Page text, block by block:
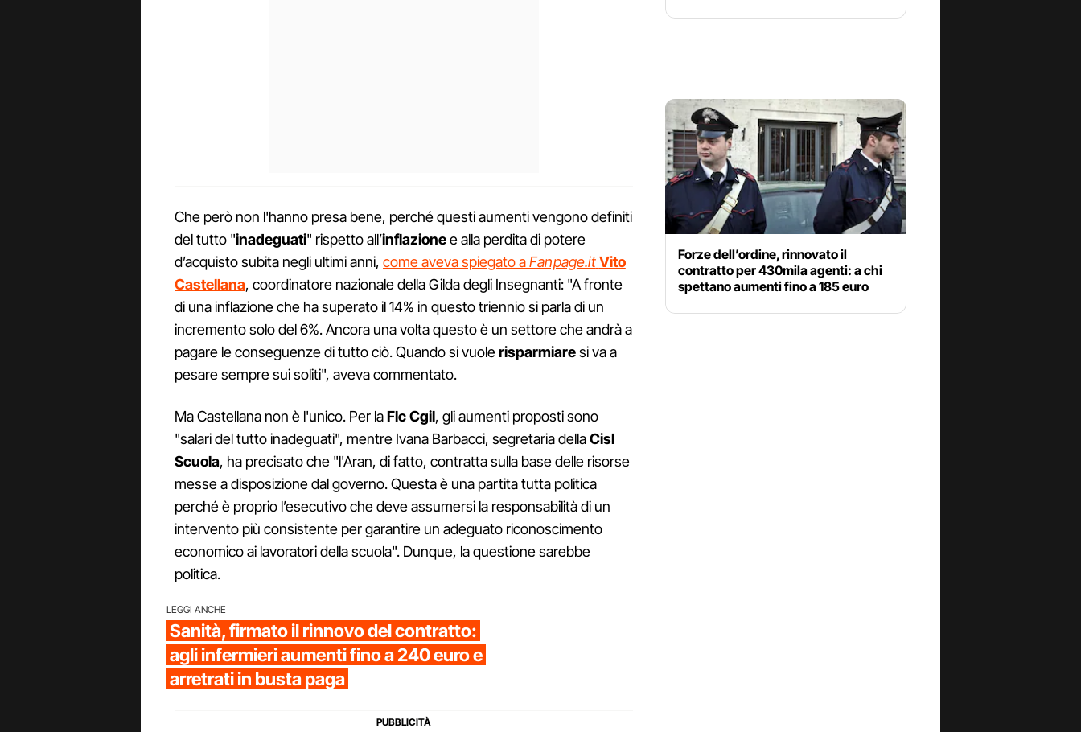
Che però non l'hanno presa bene, perché questi aumenti vengono definiti
del tutto "inadeguati" rispetto all’inflazionee alla perdita di potere
d’acquisto subita negli ultimi anni, come aveva spiegato aFanpage.itVito
Castellana, coordinatore nazionale della Gilda degli Insegnanti: "A fronte
di una inflazione che ha superato il 14% in questo triennio si parla di un
incremento solo del 6%. Ancora una volta questo è un settore che andrà a
pagare le conseguenze di tutto ciò. Quando si vuolerisparmiaresi va a
pesare sempre sui soliti", aveva commentato.
Ma Castellana non è l'unico. Per laFlcCgil, gli aumenti proposti sono
"salari del tutto inadeguati", mentre Ivana Barbacci, segretaria dellaCisl
Scuola, ha precisato che "l'Aran, di fatto, contratta sulla base delle risorse
messe a disposizione dal governo. Questa è una partita tutta politica
perché è proprio l’esecutivo che deve assumersi la responsabilità di un
intervento più consistente per garantire un adeguato riconoscimento
economico ai lavoratori della scuola". Dunque, la questione sarebbe
politica.
LEGGI ANCHE
Sanità, firmato il rinnovo del contratto:
agli infermieri aumenti fino a 240 euro e
arretrati in busta paga
Forze dell’ordine, rinnovato il
contratto per 430mila agenti: a chi
spettano aumenti fino a 185 euro